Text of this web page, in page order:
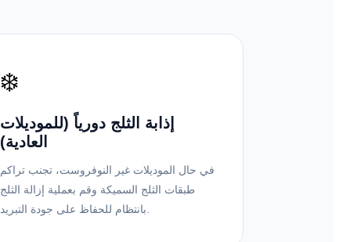
❄️
إذابة الثلج دورياً (للموديلات
العادية)
في حال الموديلات غير النوفروست، تجنب تراكم
طبقات الثلج السميكة وقم بعملية إزالة الثلج